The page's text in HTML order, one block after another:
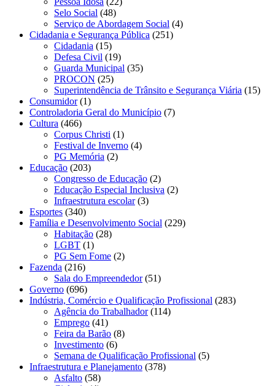
Selo Social (48)
Serviço de Abordagem Social (4)
Cidadania e Segurança Pública (251)
Cidadania (15)
Defesa Civil (19)
Guarda Municipal (35)
PROCON (25)
Superintendência de Trânsito e Segurança Viária (15)
Consumidor(1)
Controladoria Geral do Município (7)
Cultura (466)
Corpus Christi (1)
Festival de Inverno (4)
PG Memória (2)
Educação (203)
Congresso de Educação (2)
Educação Especial Inclusiva (2)
Infraestrutura escolar(3)
Esportes (340)
Família e Desenvolvimento Social (229)
Habitação (28)
LGBT (1)
PG Sem Fome (2)
Fazenda (216)
Sala do Empreendedor(51)
Governo (696)
Indústria, Comércio e Qualificação Profissional (283)
Agência do Trabalhador(114)
Emprego (41)
Feira da Barão (8)
Investimento (6)
Semana de Qualificação Profissional (5)
Infraestrutura e Planejamento (378)
Asfalto (58)